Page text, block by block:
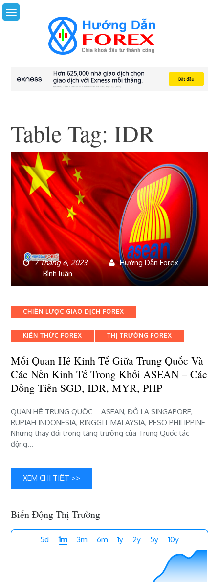
Skip
to
Table Tag:IDR
7 Tháng 6, 2023
Hướng Dẫn Forex
Bình luậnbài
viết
quan
hệ
tế
Trung
Quốc
và
các
kinh
tế
trong
–
Các
đồng
SGD,
IDR,
MYR,
PHP
Categories
CHIẾN LƯỢC GIAO DỊCH FOREX
KIẾN THỨC FOREX THỊ TRƯỜNG FOREX
Mối Quan Hệ Kinh Tế Giữa Trung Quốc Và
Các Nền Kinh Tế Trong Khối ASEAN – Các
Đồng Tiền SGD, IDR, MYR, PHP
QUAN HỆ TRUNG QUỐC – ASEAN, ĐÔ LA SINGAPORE,
RUPIAH INDONESIA, RINGGIT MALAYSIA, PESO PHILIPPINE
Những thay đổi trong tăng trưởng của Trung Quốc tác
động…
XEM CHI TIẾT >>
Biến Động Thị Trường
5d 1m 3m 6m 1y 2y 5y 10y